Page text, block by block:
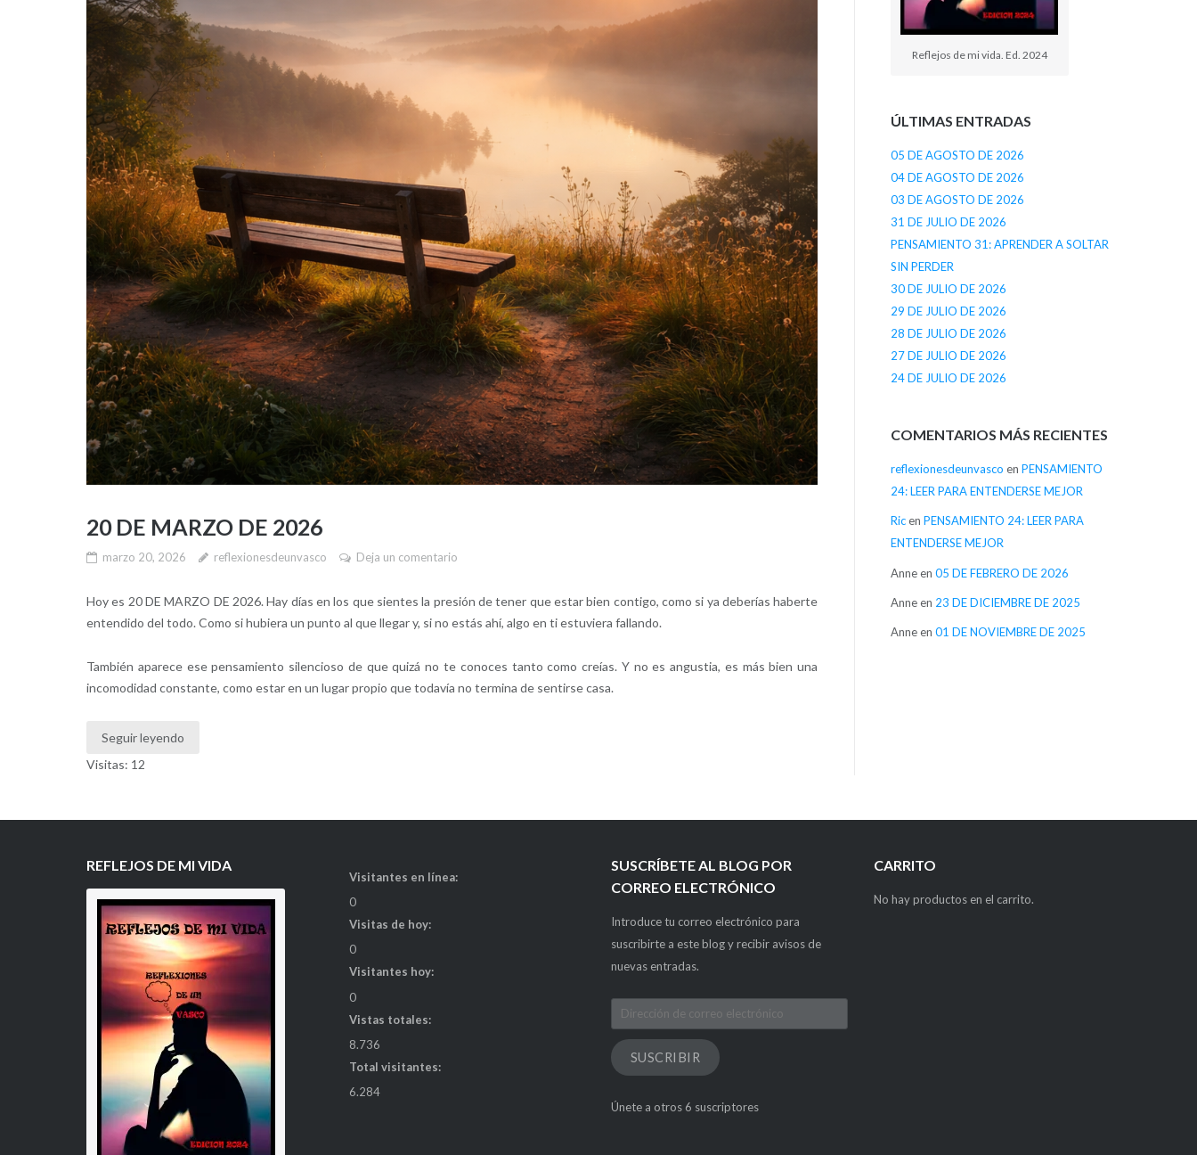
20 DE MARZO DE 2026
marzo 20, 2026 reflexionesdeunvasco Deja un comentario
Hoy es 20 DE MARZO DE 2026. Hay días en los que sientes la presión de tener que estar bien contigo, como si ya deberías haberte
entendido del todo. Como si hubiera un punto al que llegar y, si no estás ahí, algo en ti estuviera fallando.
También aparece ese pensamiento silencioso de que quizá no te conoces tanto como creías. Y no es angustia, es más bien una
incomodidad constante, como estar en un lugar propio que todavía no termina de sentirse casa.
Seguir leyendo
Visitas: 12
Reflejos de mi vida. Ed. 2024
ÚLTIMAS ENTRADAS
05 DE AGOSTO DE 2026
04 DE AGOSTO DE 2026
03 DE AGOSTO DE 2026
31 DE JULIO DE 2026
PENSAMIENTO 31: APRENDER A SOLTAR
SIN PERDER
30 DE JULIO DE 2026
29 DE JULIO DE 2026
28 DE JULIO DE 2026
27 DE JULIO DE 2026
24 DE JULIO DE 2026
COMENTARIOS MÁS RECIENTES
reflexionesdeunvasco en PENSAMIENTO
24: LEER PARA ENTENDERSE MEJOR
Ricen PENSAMIENTO 24: LEER PARA
ENTENDERSE MEJOR
Anneen 05 DE FEBRERO DE 2026
Anneen 23 DE DICIEMBRE DE 2025
Anneen 01 DE NOVIEMBRE DE 2025
REFLEJOS DE MI VIDA
Visitantes en línea:
0
Visitas de hoy:
0
Visitantes hoy:
0
Vistas totales:
8.736
Total visitantes:
6.284
SUSCRÍBETE AL BLOG POR
CORREO ELECTRÓNICO
Introduce tu correo electrónico para
suscribirte a este blog y recibir avisos de
nuevas entradas.
Dirección
de
correo
electrónico
SUSCRIBIR
Únete a otros 6 suscriptores
CARRITO
No hay productos en el carrito.